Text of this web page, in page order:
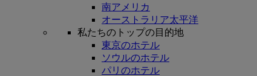
南アメリカ
オーストラリア太平洋
私たちのトップの目的地
東京のホテル
ソウルのホテル
パリのホテル